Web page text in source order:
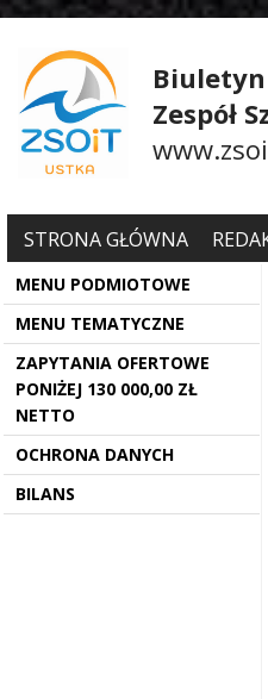
Zespół
STRONA GŁÓWNA
MENU PODMIOTOWE
MENU TEMATYCZNE
ZAPYTANIA OFERTOWE
PONIŻEJ 130 000,00 ZŁ
NETTO
OCHRONA DANYCH
BILANS